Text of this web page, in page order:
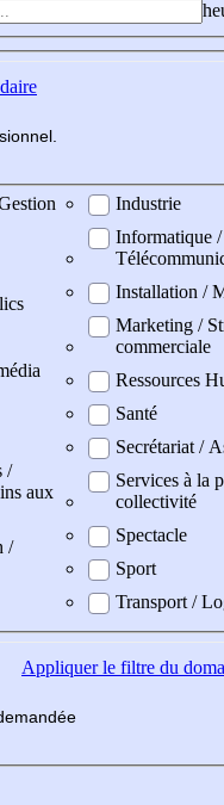
/
aux
/
Industrie
Informatique /
Installation /
Marketing /
commerciale
Ressources
Santé
Secrétariat /
Services à la
collectivité
Spectacle
Sport
Transport /
Appliquerle filtre du